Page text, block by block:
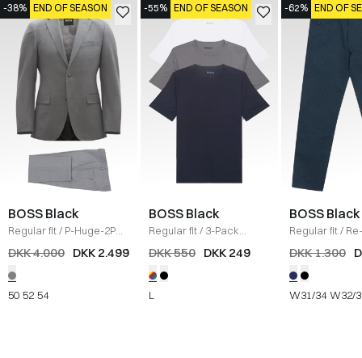
-38% END OF SEASON
BOSS Black
Regular fit/ P-Huge-2PCS
Habit / GRÅ
DKK 4.000 DKK 2.499
50 52 54
-55% END OF SEASON
BOSS Black
Regular fit/ 3-Pack
crewneck T-shirts /
DKK 550 DKK 249
L
-62% END OF
BOSS Black
Regular fit/
Mouliné-Twill
DKK 1.300
W31/34 W32/